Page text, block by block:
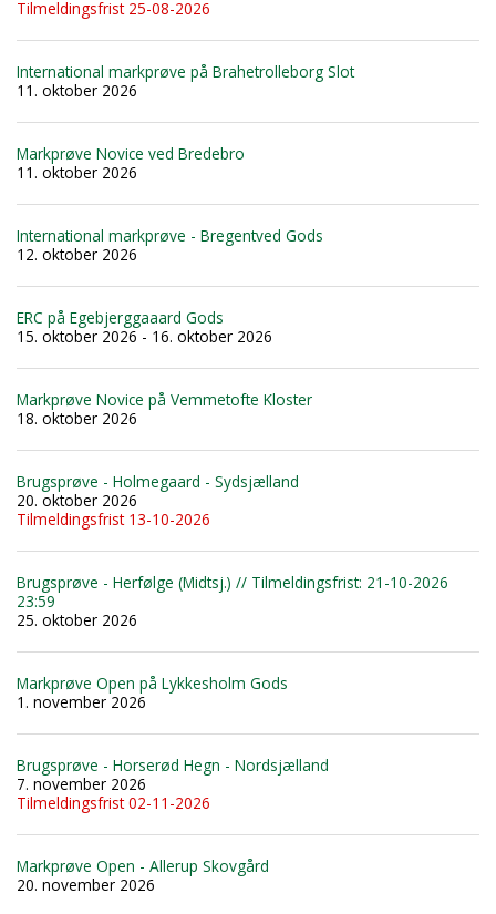
Tilmeldingsfrist 25-08-2026
International markprøve på Brahetrolleborg Slot
11. oktober 2026
Markprøve Novice ved Bredebro
11. oktober 2026
International markprøve - Bregentved Gods
12. oktober 2026
ERC på Egebjerggaaard Gods
15. oktober 2026 - 16. oktober 2026
Markprøve Novice på Vemmetofte Kloster
18. oktober 2026
Brugsprøve - Holmegaard - Sydsjælland
20. oktober 2026
Tilmeldingsfrist 13-10-2026
Brugsprøve - Herfølge (Midtsj.) // Tilmeldingsfrist: 21-10-2026
23:59
25. oktober 2026
Markprøve Open på Lykkesholm Gods
1. november 2026
Brugsprøve - Horserød Hegn - Nordsjælland
7. november 2026
Tilmeldingsfrist 02-11-2026
Markprøve Open - Allerup Skovgård
20. november 2026